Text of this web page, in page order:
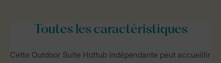
Toutesles caractéristiques
Cette Outdoor Suite Hottub indépendante peut accueillir